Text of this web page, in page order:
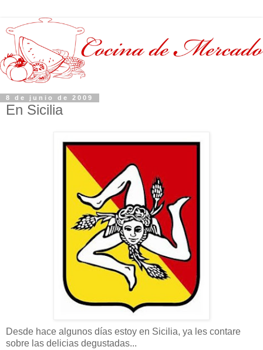
8 de junio de 2009
En Sicilia
Desde hace algunos días estoy en Sicilia, ya les contare
sobre las delicias degustadas...